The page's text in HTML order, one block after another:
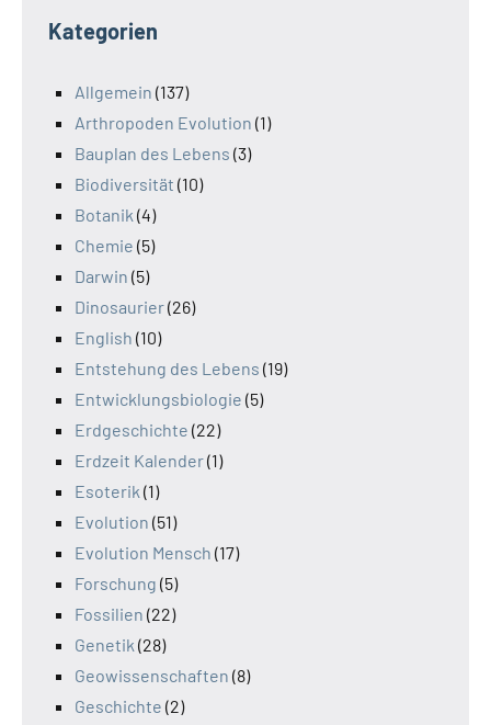
Kategorien
Allgemein (137)
Arthropoden Evolution (1)
Bauplan des Lebens (3)
Biodiversität (10)
Botanik (4)
Chemie (5)
Darwin (5)
Dinosaurier(26)
English (10)
Entstehung des Lebens (19)
Entwicklungsbiologie (5)
Erdgeschichte (22)
Erdzeit Kalender(1)
Esoterik (1)
Evolution (51)
Evolution Mensch (17)
Forschung (5)
Fossilien (22)
Genetik (28)
Geowissenschaften (8)
Geschichte (2)